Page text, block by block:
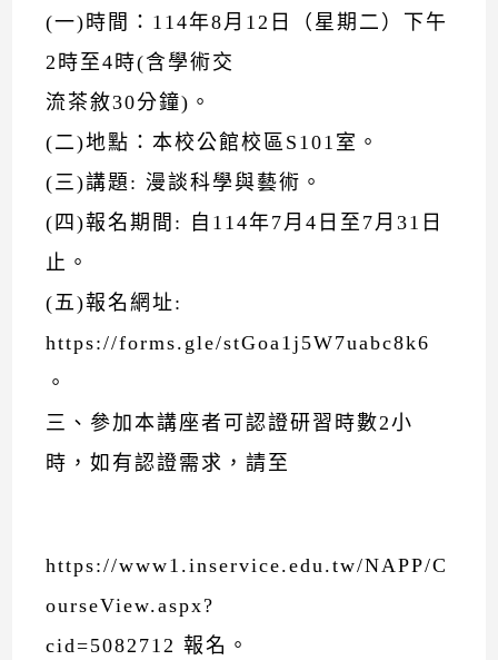
(一)時間：114年8月12日（星期二）下午
2時至4時(含學術交
流茶敘30分鐘)。
(二)地點：本校公館校區S101室。
(三)講題: 漫談科學與藝術。
(四)報名期間: 自114年7月4日至7月31日
止。
(五)報名網址:
https://forms.gle/stGoa1j5W7uabc8k6
。
三、參加本講座者可認證研習時數2小
時，如有認證需求，請至
https://www1.inservice.edu.tw/NAPP/C
ourseView.aspx?
cid=5082712 報名。